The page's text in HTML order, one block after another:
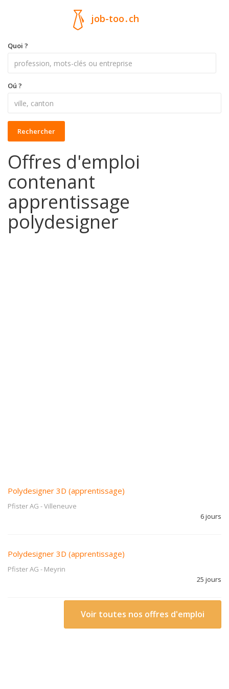
job-too.ch
Quoi ?
Oú ?
Rechercher
Offres d'emploi
contenant
apprentissage
polydesigner
Polydesigner 3D (apprentissage)
Pfister AG -Villeneuve
6 jours
Polydesigner 3D (apprentissage)
Pfister AG - Meyrin
25 jours
Voir toutes nos offres d'emploi